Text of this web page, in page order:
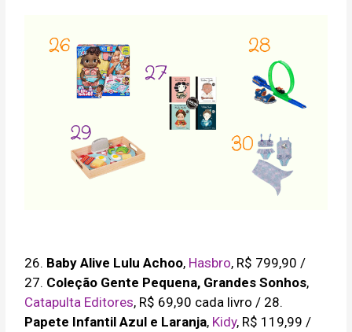
26. Baby Alive Lulu Achoo, Hasbro, R$ 799,90 /
27. Coleção Gente Pequena, Grandes Sonhos,
Catapulta Editores, R$ 69,90 cada livro / 28.
Papete Infantil Azul e Laranja, Kidy, R$ 119,99 /